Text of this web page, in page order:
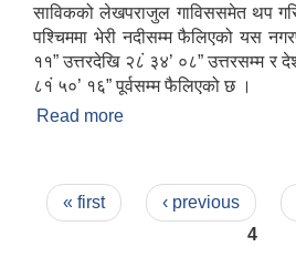
साविकको लेखपराजुल गाविससमेत थप
पश्चिममा भेरी नदीसम्म फैलिएको यस
११” उत्तरदेखि २८ं ३४’ ०८” उत्तरसम्म र
८१ं ५०’ १६” पूर्वसम्म फैलिएको छ ।
Read more
Pages
« first ‹ previous
4